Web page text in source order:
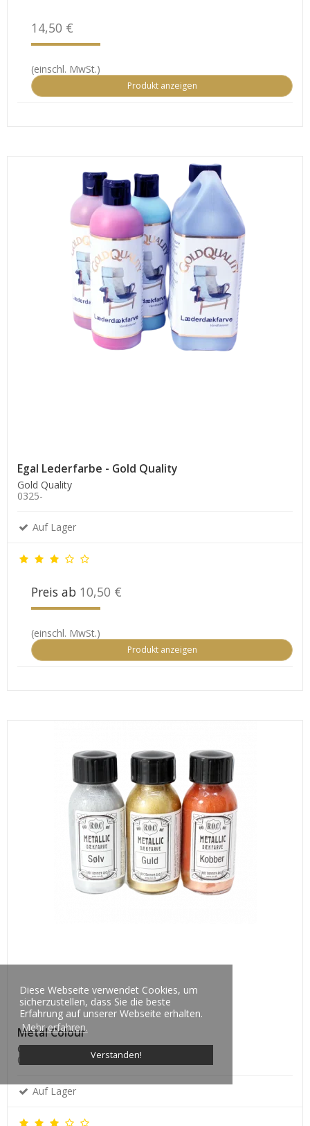
Diese Webseite verwendet Cookies, um
sicherzustellen, dass Sie die beste
Erfahrung auf unserer Webseite erhalten.
Mehr erfahren.
Verstanden!
14,50 €
(einschl. MwSt.)
Produkt anzeigen
Egal Lederfarbe - Gold Quality
Gold Quality
0325-
Auf Lager
Preis ab 10,50 €
(einschl. MwSt.)
Produkt anzeigen
Metal Colour
Gold Quality
0325-290
Auf Lager